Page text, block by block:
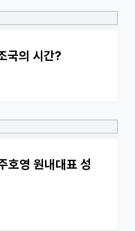
국의 시간?
영 원내대표 성